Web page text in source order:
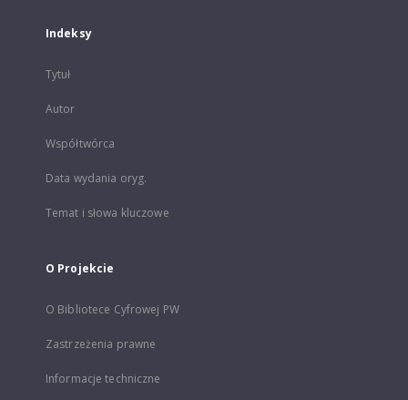
Indeksy
Tytuł
Autor
Współtwórca
Data wydania oryg.
Temat i słowa kluczowe
O Projekcie
O Bibliotece Cyfrowej PW
Zastrzeżenia prawne
Informacje techniczne